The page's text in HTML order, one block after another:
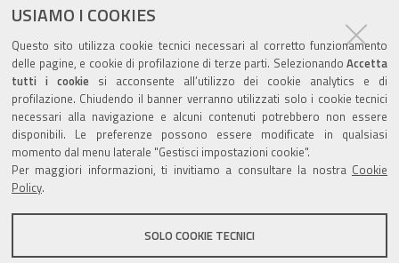
USIAMO I COOKIES
Questo sito utilizza cookie tecnici necessari al corretto funzionamento
delle pagine, e cookie di profilazione di terze parti. Selezionando Accetta
tutti i cookiesi acconsente all’utilizzo dei cookie analytics e di
profilazione. Chiudendo il banner verranno utilizzati solo i cookie tecnici
necessari alla navigazione e alcuni contenuti potrebbero non essere
disponibili. Le preferenze possono essere modificate in qualsiasi
momento dal menu laterale "Gestisci impostazioni cookie".
Per maggiori informazioni, ti invitiamo a consultare la nostra Cookie
Policy.
SOLO COOKIE TECNICI
Agenda eventi
torna alla sezione
Valuta questo sito